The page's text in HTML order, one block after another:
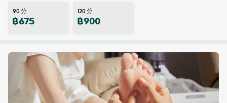
90分
฿675 120分
฿900